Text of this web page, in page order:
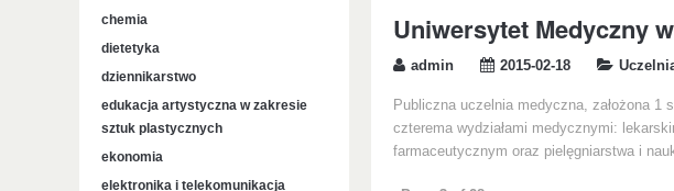
Uniwersytet Medyczny
admin 2015-02-18
Publiczna uczelnia medyczna, założona
czterema wydziałami medycznymi:
farmaceutycznym oraz pielęgniarstwa i
chemia
dietetyka
dziennikarstwo
edukacja artystyczna w zakresie
sztuk plastycznych
ekonomia
elektronika i telekomunikacja